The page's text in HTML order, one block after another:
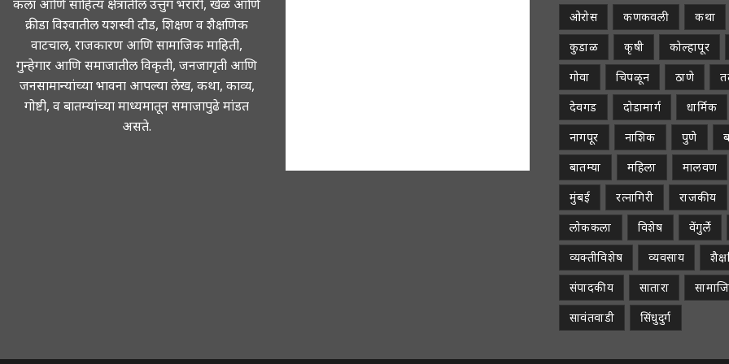
कला आणि साहित्य क्षेत्रातील उत्तुंग भरारी, खेळ आणि
क्रीडा विश्वातील यशस्वी दौड, शिक्षण व शैक्षणिक
वाटचाल, राजकारण आणि सामाजिक माहिती,
गुन्हेगार आणि समाजातील विकृती, जनजागृती आणि
जनसामान्यांच्या भावना आपल्या लेख, कथा, काव्य,
गोष्टी, व बातम्यांच्या माध्यमातून समाजापुढे मांडत
असते.
ओरोस
कणकवली कथा
कुडाळ
कृषी कोल्हापूर
गोवा
चिपळून ठाणे
देवगड
दोडामार्ग धार्मिक
नागपूर
नाशिक पुणे
बातम्या
महिला मालवण
मुंबई
रत्नागिरी राजकीय
लोककला
विशेष वेंगुर्ले
व्यक्तीविशेष
व्यवसाय
संपादकीय
सातारा
सावंतवाडी
सिंधुदुर्ग